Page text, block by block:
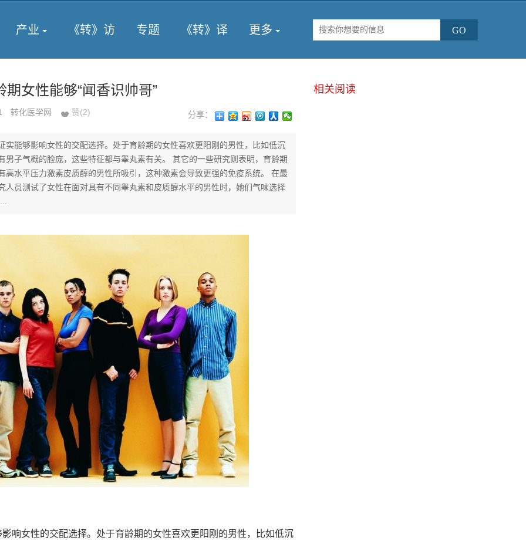
产业 《转》访 专题 《转》译 更多
女性能够“闻香识帅哥”
转化医学网 赞(2) 分享：
实能够影响女性的交配选择。处于育龄期的女性喜欢更阳刚的男性，比如低沉
男子气概的脸庞，这些特征都与睾丸素有关。 其它的一些研究则表明，育龄期
高水平压力激素皮质醇的男性所吸引，这种激素会导致更强的免疫系统。 在最
人员测试了女性在面对具有不同睾丸素和皮质醇水平的男性时，她们气味选择
响女性的交配选择。处于育龄期的女性喜欢更阳刚的男性，比如低沉
相关阅读